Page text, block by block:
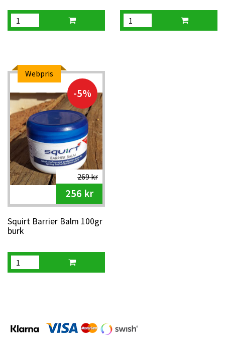
Webpris
-5%
269 kr
256 kr
Squirt Barrier Balm 100gr
burk